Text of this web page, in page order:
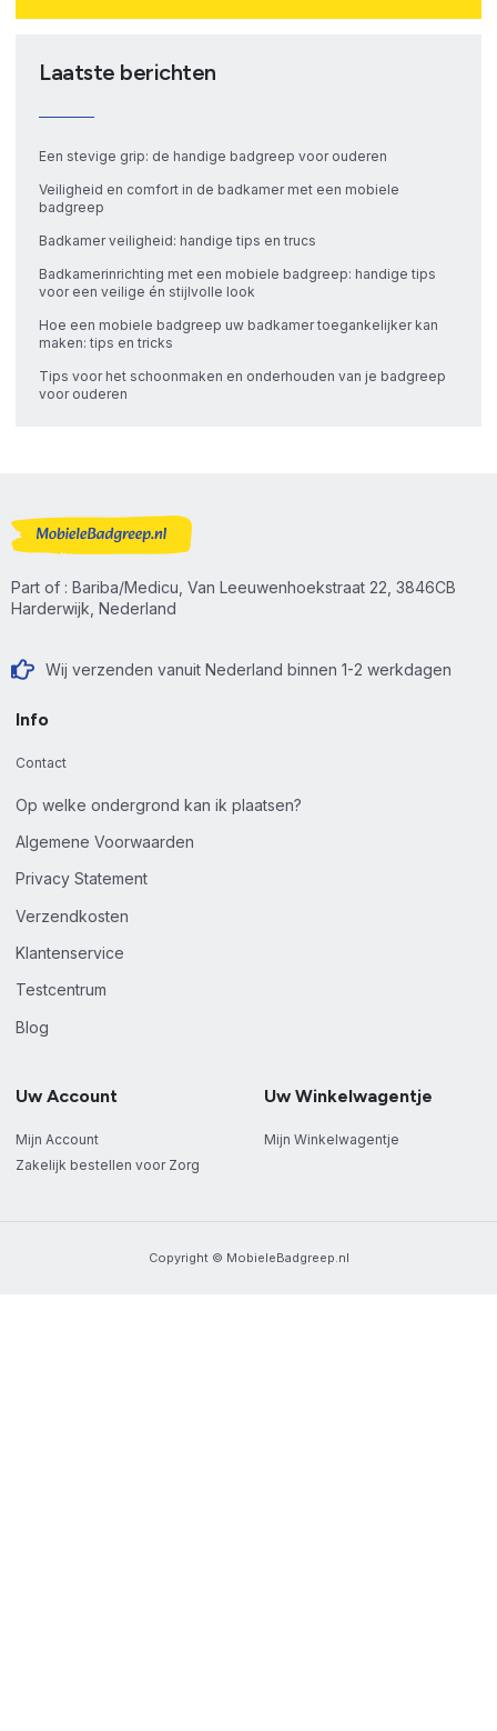
Laatste berichten
Een stevige grip: de handige badgreep voor ouderen
Veiligheid en comfort in de badkamer met een mobiele
badgreep
Badkamer veiligheid: handige tips en trucs
Badkamerinrichting met een mobiele badgreep: handige tips
voor een veilige én stijlvolle look
Hoe een mobiele badgreep uw badkamer toegankelijker kan
maken: tips en tricks
Tips voor het schoonmaken en onderhouden van je badgreep
voor ouderen
Part of : Bariba/Medicu, Van Leeuwenhoekstraat 22, 3846CB
Harderwijk, Nederland
Wij verzenden vanuit Nederland binnen 1-2 werkdagen
Info
Contact
Op welke ondergrond kan ik plaatsen?
Algemene Voorwaarden
Privacy Statement
Verzendkosten
Klantenservice
Testcentrum
Blog
Uw Account
Mijn Account
Zakelijk bestellen voor Zorg
Uw Winkelwagentje
Mijn Winkelwagentje
Copyright © MobieleBadgreep.nl